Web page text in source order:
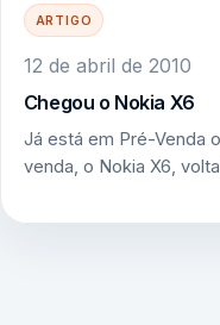
ARTIGO
12 de abril de 2010
Chegou o Nokia X6
Já está em Pré-Venda
venda, o Nokia X6,